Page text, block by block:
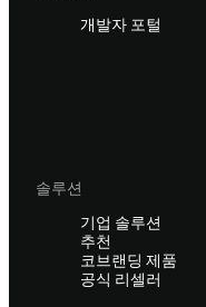
개발자 포털
솔루션
기업 솔루션
추천
코브랜딩 제품
공식 리셀러